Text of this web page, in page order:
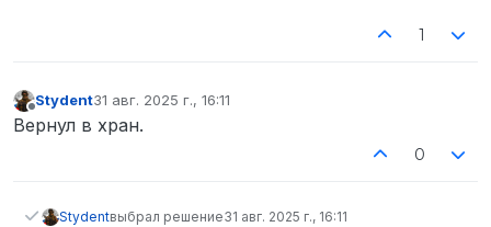
1
Stydent31 авг. 2025 г., 16:11
отредактировано
Вернул в хран.
0
Stydentвыбрал решение31 авг. 2025 г., 16:11